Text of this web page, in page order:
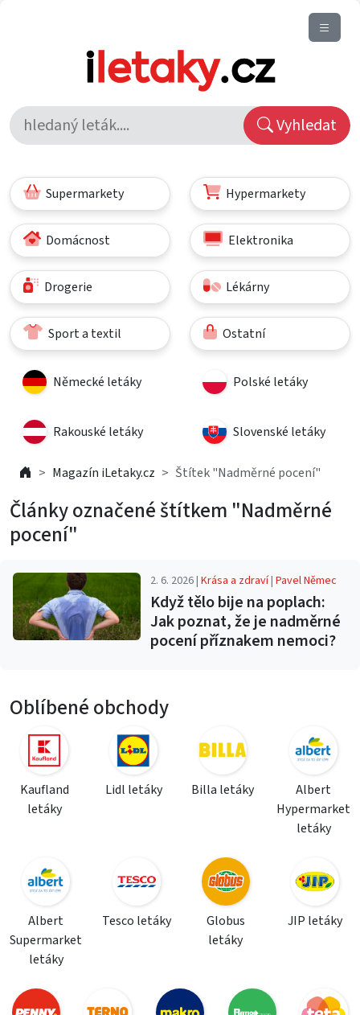
Vyhledat
Supermarkety Hypermarkety
Domácnost Elektronika
Drogerie Lékárny
Sport a textil Ostatní
Německé letáky Polské letáky
Rakouské letáky Slovenské letáky
Magazín iLetaky.cz Štítek "Nadměrné pocení"
Články označené štítkem "Nadměrné
pocení"
2. 6. 2026 |Krása a zdraví|Pavel Němec
Když tělo bije na poplach:
Jak poznat, že je nadměrné
pocení příznakem nemoci?
Oblíbené obchody
Kaufland
letáky
Lidl letáky Billa letáky
Albert
Hypermarket
letáky
Albert
Supermarket
letáky
Tesco letáky
Globus
letáky
JIP letáky